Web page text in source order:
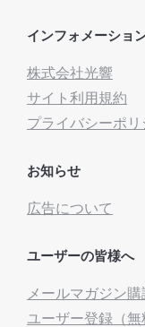
インフォメーショ
株式会社光響
サイト利用規約
プライバシーポリ
お知らせ
広告について
ユーザーの皆様へ
メールマガジン購
ユーザー登録（無